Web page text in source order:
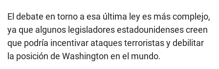
El debate en torno a esa última ley es más complejo,
ya que algunos legisladores estadounidenses creen
que podría incentivar ataques terroristas y debilitar
la posición de Washington en el mundo.